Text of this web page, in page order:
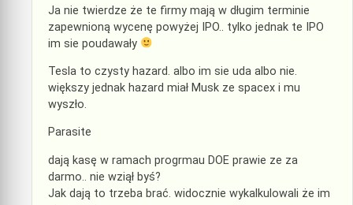
Ja nie twierdze że te firmy mają w długim terminie
zapewnioną wycenę powyżej IPO.. tylko jednak te IPO
im sie poudawały
Tesla to czysty hazard. albo im sie uda albo nie.
większy jednak hazard miał Musk ze spacex i mu
wyszło.
Parasite
dają kasę w ramach progrmau DOE prawie ze za
darmo.. nie wziął byś?
Jak dają to trzeba brać. widocznie wykalkulowali że im